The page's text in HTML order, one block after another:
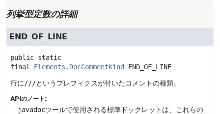
列挙型定数の詳細
END_OF_LINE
public static
final
Elements.DocCommentKind END_OF_LINE
行に ///というプレフィクスが付いたコメントの種類。
APIのノート:
javadocツールで使用される標準ドックレットは、これらの